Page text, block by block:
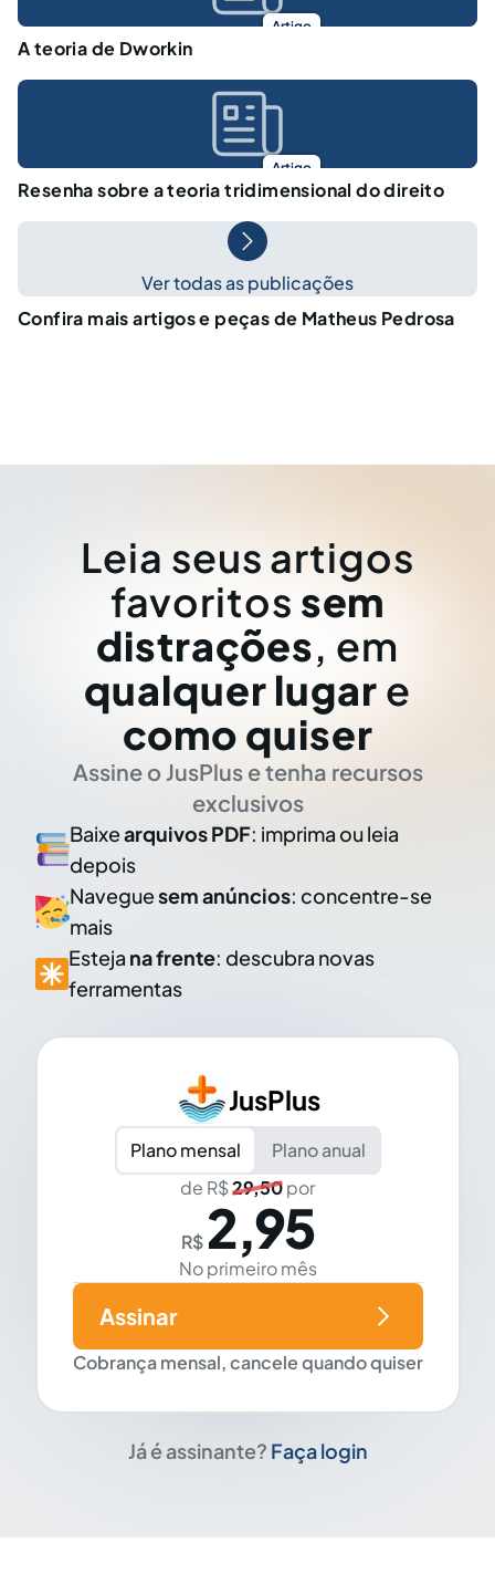
Artigo
A teoria de Dworkin
Artigo
Resenha sobre a teoria tridimensional do direito
Ver todas as publicações
Confira mais artigos e peças de Matheus Pedrosa
Leia seus artigos
favoritos sem
distrações, em
qualquer lugar e
como quiser
Assine o JusPlus e tenha recursos
exclusivos
Baixearquivos PDF: imprima ou leia
depois
Naveguesem anúncios: concentre-se
mais
Esteja na frente: descubra novas
ferramentas
JusPlus
Plano mensal
Plano anual
de R$29,50por
R$ 2,95
No primeiro mês
Cobrança mensal, cancele quando quiser
Assinar
Já é assinante? Faça login